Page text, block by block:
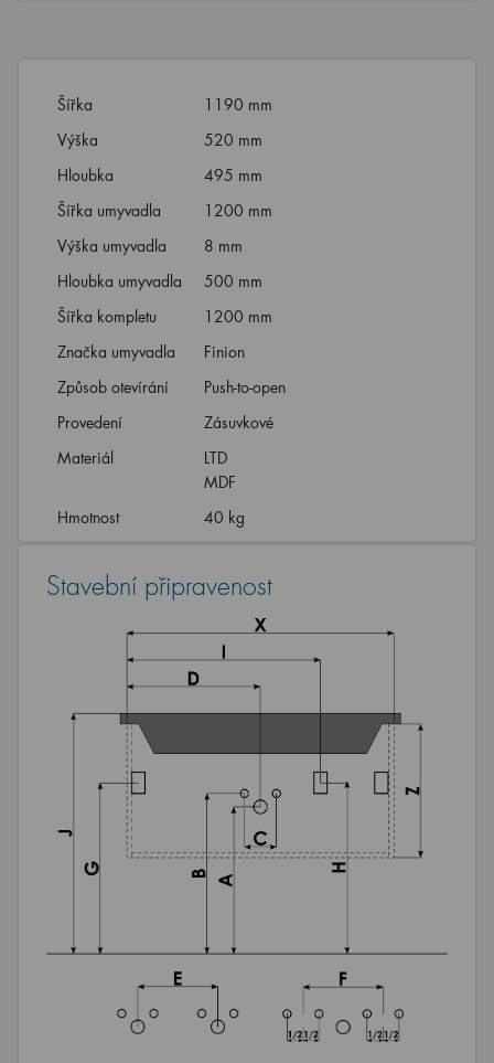
Šířka
1190 mm
Výška
520 mm
Hloubka
495 mm
Šířka umyvadla
1200 mm
Výška umyvadla
8 mm
Hloubka umyvadla
500 mm
Šířka kompletu
1200 mm
Značka umyvadla
Finion
Způsob otevírání
Push-to-open
Provedení
Zásuvkové
Materiál
LTD
MDF
Hmotnost
40 kg
Stavební připravenost